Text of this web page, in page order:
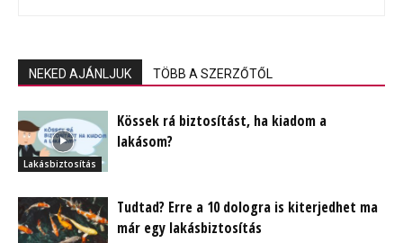
NEKED AJÁNLJUK TÖBB A SZERZŐTŐL
Lakásbiztosítás
Kössek rá biztosítást, ha kiadom a
lakásom?
Tudtad? Erre a 10 dologra is kiterjedhet ma
már egy lakásbiztosítás